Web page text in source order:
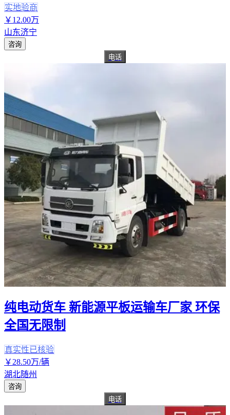
实地验商
￥ 12.00万
山东济宁
咨询
电话
纯电动货车 新能源平板运输车厂家 环保
全国无限制
真实性已核验
￥28.50万/辆
湖北随州
咨询
电话